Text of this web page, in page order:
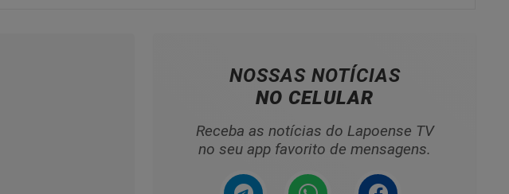
NOSSAS NOTÍCIAS
NO CELULAR
Receba as notícias do Lapoense TV
no seu app favorito de mensagens.